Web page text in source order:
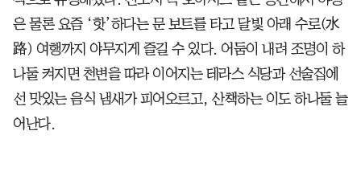
은 물론 요즘 ‘핫’하다는 문 보트를 타고 달빛 아래 수로(水
路) 여행까지 야무지게 즐길 수 있다. 어둠이 내려 조명이 하
나둘 켜지면 천변을 따라 이어지는 테라스 식당과 선술집에
선 맛있는 음식 냄새가 피어오르고, 산책하는 이도 하나둘 늘
어난다.